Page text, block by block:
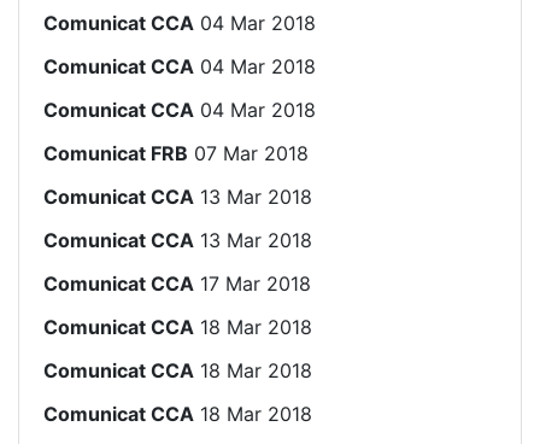
Comunicat CCA 04 Mar 2018
Comunicat CCA 04 Mar 2018
Comunicat CCA 04 Mar 2018
Comunicat FRB 07 Mar 2018
Comunicat CCA 13 Mar 2018
Comunicat CCA 13 Mar 2018
Comunicat CCA 17 Mar 2018
Comunicat CCA 18 Mar 2018
Comunicat CCA 18 Mar 2018
Comunicat CCA 18 Mar 2018